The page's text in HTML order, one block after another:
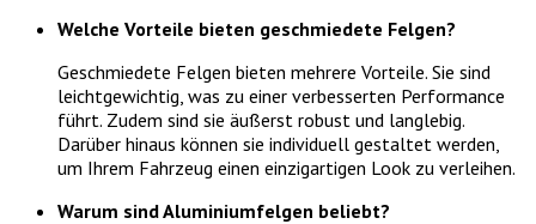
Welche Vorteile bieten geschmiedete Felgen?
Geschmiedete Felgen bieten mehrere Vorteile. Sie sind
leichtgewichtig, was zu einer verbesserten Performance
führt. Zudem sind sie äußerst robust und langlebig.
Darüber hinaus können sie individuell gestaltet werden,
um Ihrem Fahrzeug einen einzigartigen Look zu verleihen.
Warum sind Aluminiumfelgen beliebt?